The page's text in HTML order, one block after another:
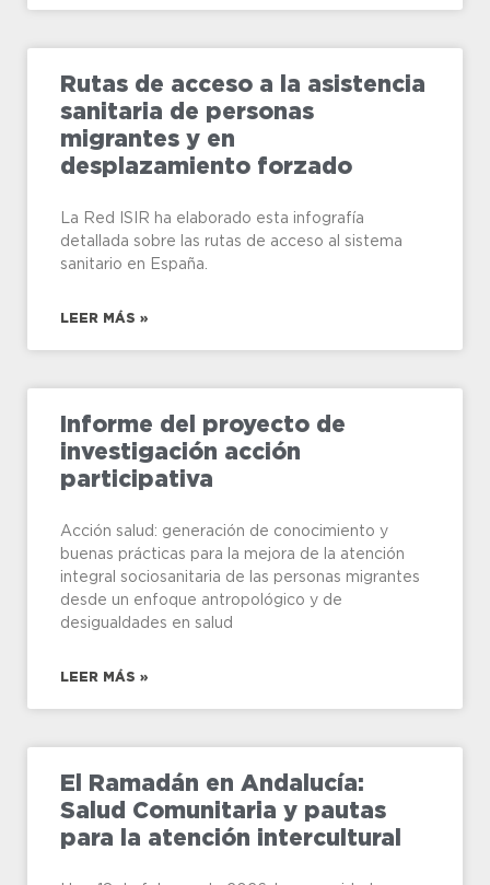
Rutas de acceso a la asistencia
sanitaria de personas
migrantes y en
desplazamiento forzado
La Red ISIR ha elaborado esta infografía
detallada sobre las rutas de acceso al sistema
sanitario en España.
LEER MÁS »
Informe del proyecto de
investigación acción
participativa
Acción salud: generación de conocimiento y
buenas prácticas para la mejora de la atención
integral sociosanitaria de las personas migrantes
desde un enfoque antropológico y de
desigualdades en salud
LEER MÁS »
El Ramadán en Andalucía:
Salud Comunitaria y pautas
para la atención intercultural